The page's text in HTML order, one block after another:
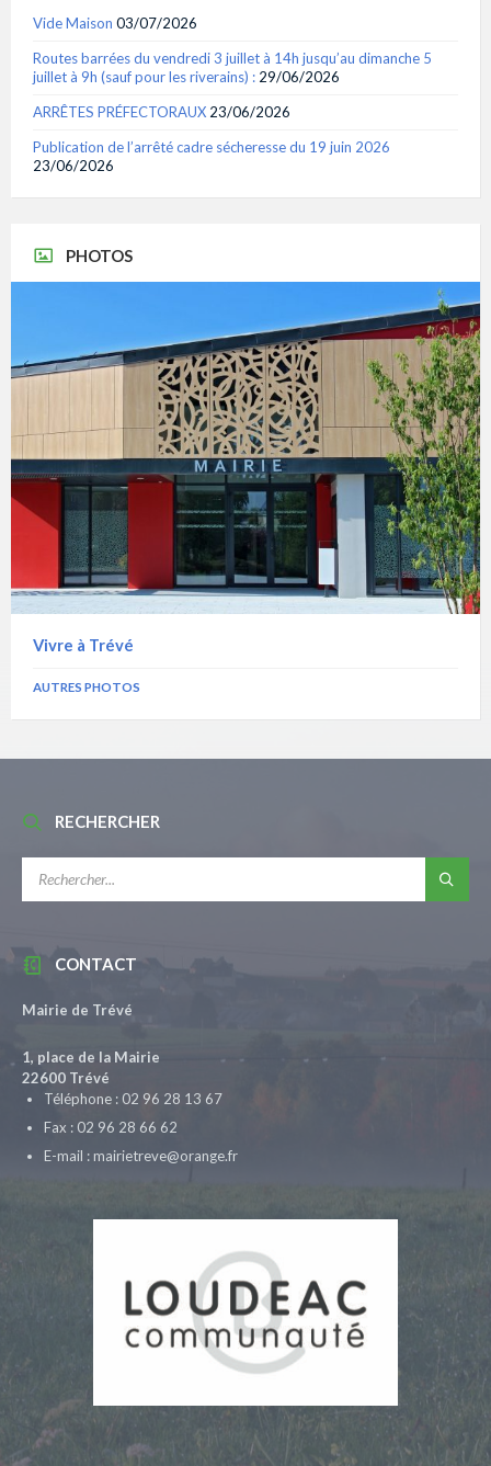
Vide Maison 03/07/2026
Routes barrées du vendredi 3 juillet à 14h jusqu’au dimanche 5
juillet à 9h (sauf pour les riverains) : 29/06/2026
ARRÊTES PRÉFECTORAUX 23/06/2026
Publication de l’arrêté cadre sécheresse du 19 juin 2026
23/06/2026
PHOTOS
Vivre à Trévé
AUTRES PHOTOS
RECHERCHER
CONTACT
Mairie de Trévé
1, place de la Mairie
22600 Trévé
Téléphone : 02 96 28 13 67
Fax : 02 96 28 66 62
E-mail : mairietreve@orange.fr